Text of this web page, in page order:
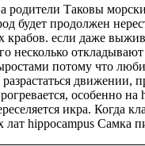
родители Таковы
будет продолжен
крабов. если даже
несколько
потому что
движении,
особенно на
икра. Когда
лат hippocampus Самка